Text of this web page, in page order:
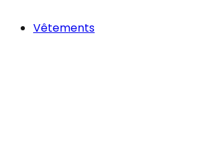
Vêtements